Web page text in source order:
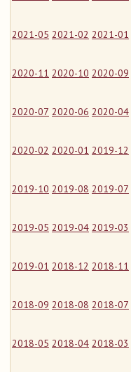
2021-05 2021-02 2021-01
2020-11 2020-10 2020-09
2020-07 2020-06 2020-04
2020-02 2020-01 2019-12
2019-10 2019-08 2019-07
2019-05 2019-04 2019-03
2019-01 2018-12 2018-11
2018-09 2018-08 2018-07
2018-05 2018-04 2018-03